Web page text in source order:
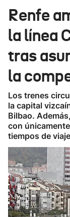
Renfe
la línea
tras
la
Los trenes
la capital
Bilbao.
con
tiempos de